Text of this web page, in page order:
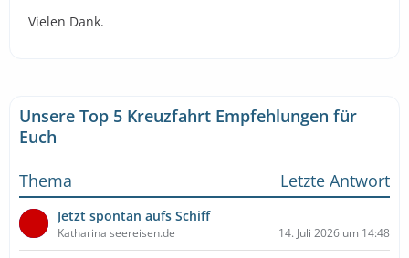
Vielen Dank.
Unsere Top 5 Kreuzfahrt Empfehlungen für
Euch
Thema
Letzte Antwort
Jetzt spontan aufs Schiff
Katharina seereisen.de 14. Juli 2026 um 14:48